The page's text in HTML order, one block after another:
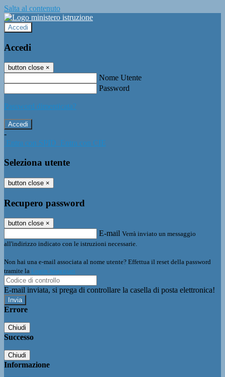
Salta al contenuto
Accedi
Accedi
button close ×
Nome Utente
Password
Password dimenticata?
-
Entra con SPID Entra con CIE
Seleziona utente
button close ×
Recupero password
button close ×
E-mail Verrà inviato un messaggio
all'indirizzo indicato con le istruzioni necessarie.
Non hai una e-mail associata al nome utente? Effettua il reset della password
tramite la Login Spaggiari
E-mail inviata, si prega di controllare la casella di posta elettronica!
Errore
Chiudi
Successo
Chiudi
Informazione